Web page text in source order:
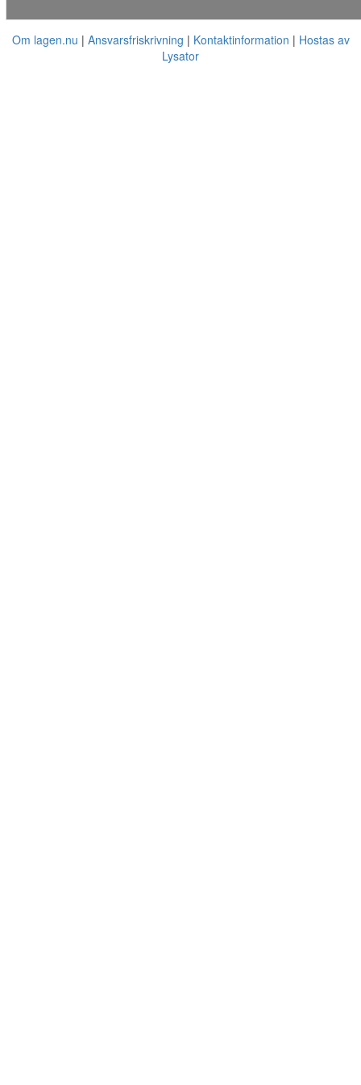
Om lagen.nu Ansvarsfriskrivning Kontaktinformation
Hostas av
Lysator